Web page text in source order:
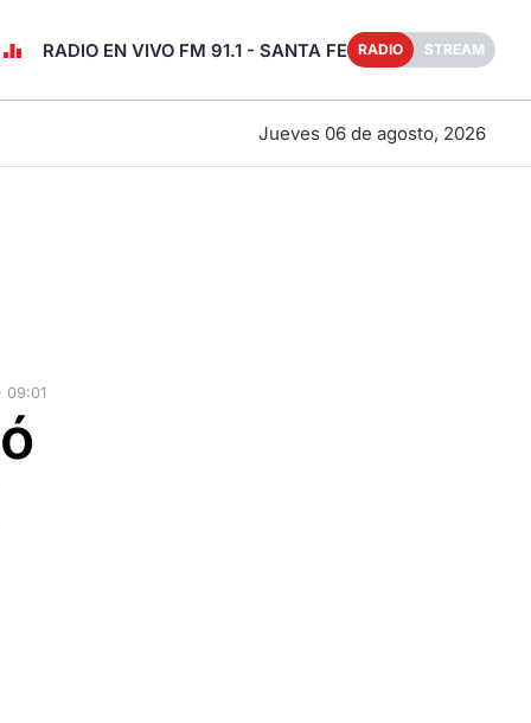
RADIO EN VIVO FM 91.1 - SANTA FE RADIO STREAM
Jueves 06 de agosto, 2026
09:01